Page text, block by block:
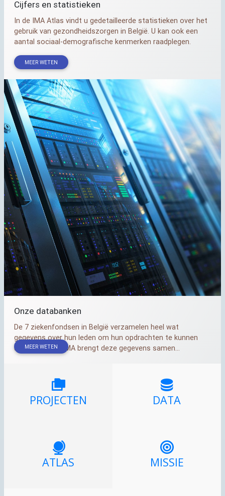
Cijfers en statistieken
In de IMA Atlas vindt u gedetailleerde statistieken over het
gebruik van gezondheidszorgen in België. U kan ook een
aantal sociaal-demografische kenmerken raadplegen.
MEER WETEN
Onze databanken
De 7 ziekenfondsen in België verzamelen heel wat
gegevens over hun leden om hun opdrachten te kunnen
uitvoeren. Het IMA brengt deze gegevens samen...
MEER WETEN
PROJECTEN DATA
ATLAS MISSIE